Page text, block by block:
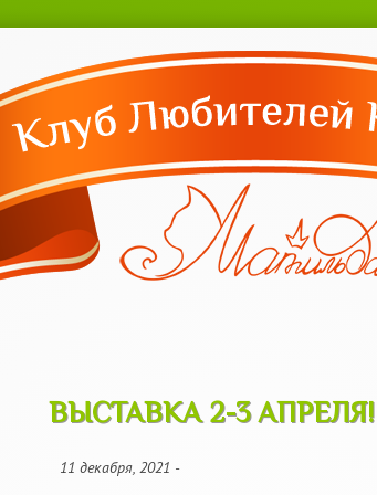
основному
ВЫСТАВКА 2-3 АПРЕЛЯ!
ВЫСТАВКА 2-3 АПРЕЛЯ!
11 декабря, 2021 -
21:46--motya